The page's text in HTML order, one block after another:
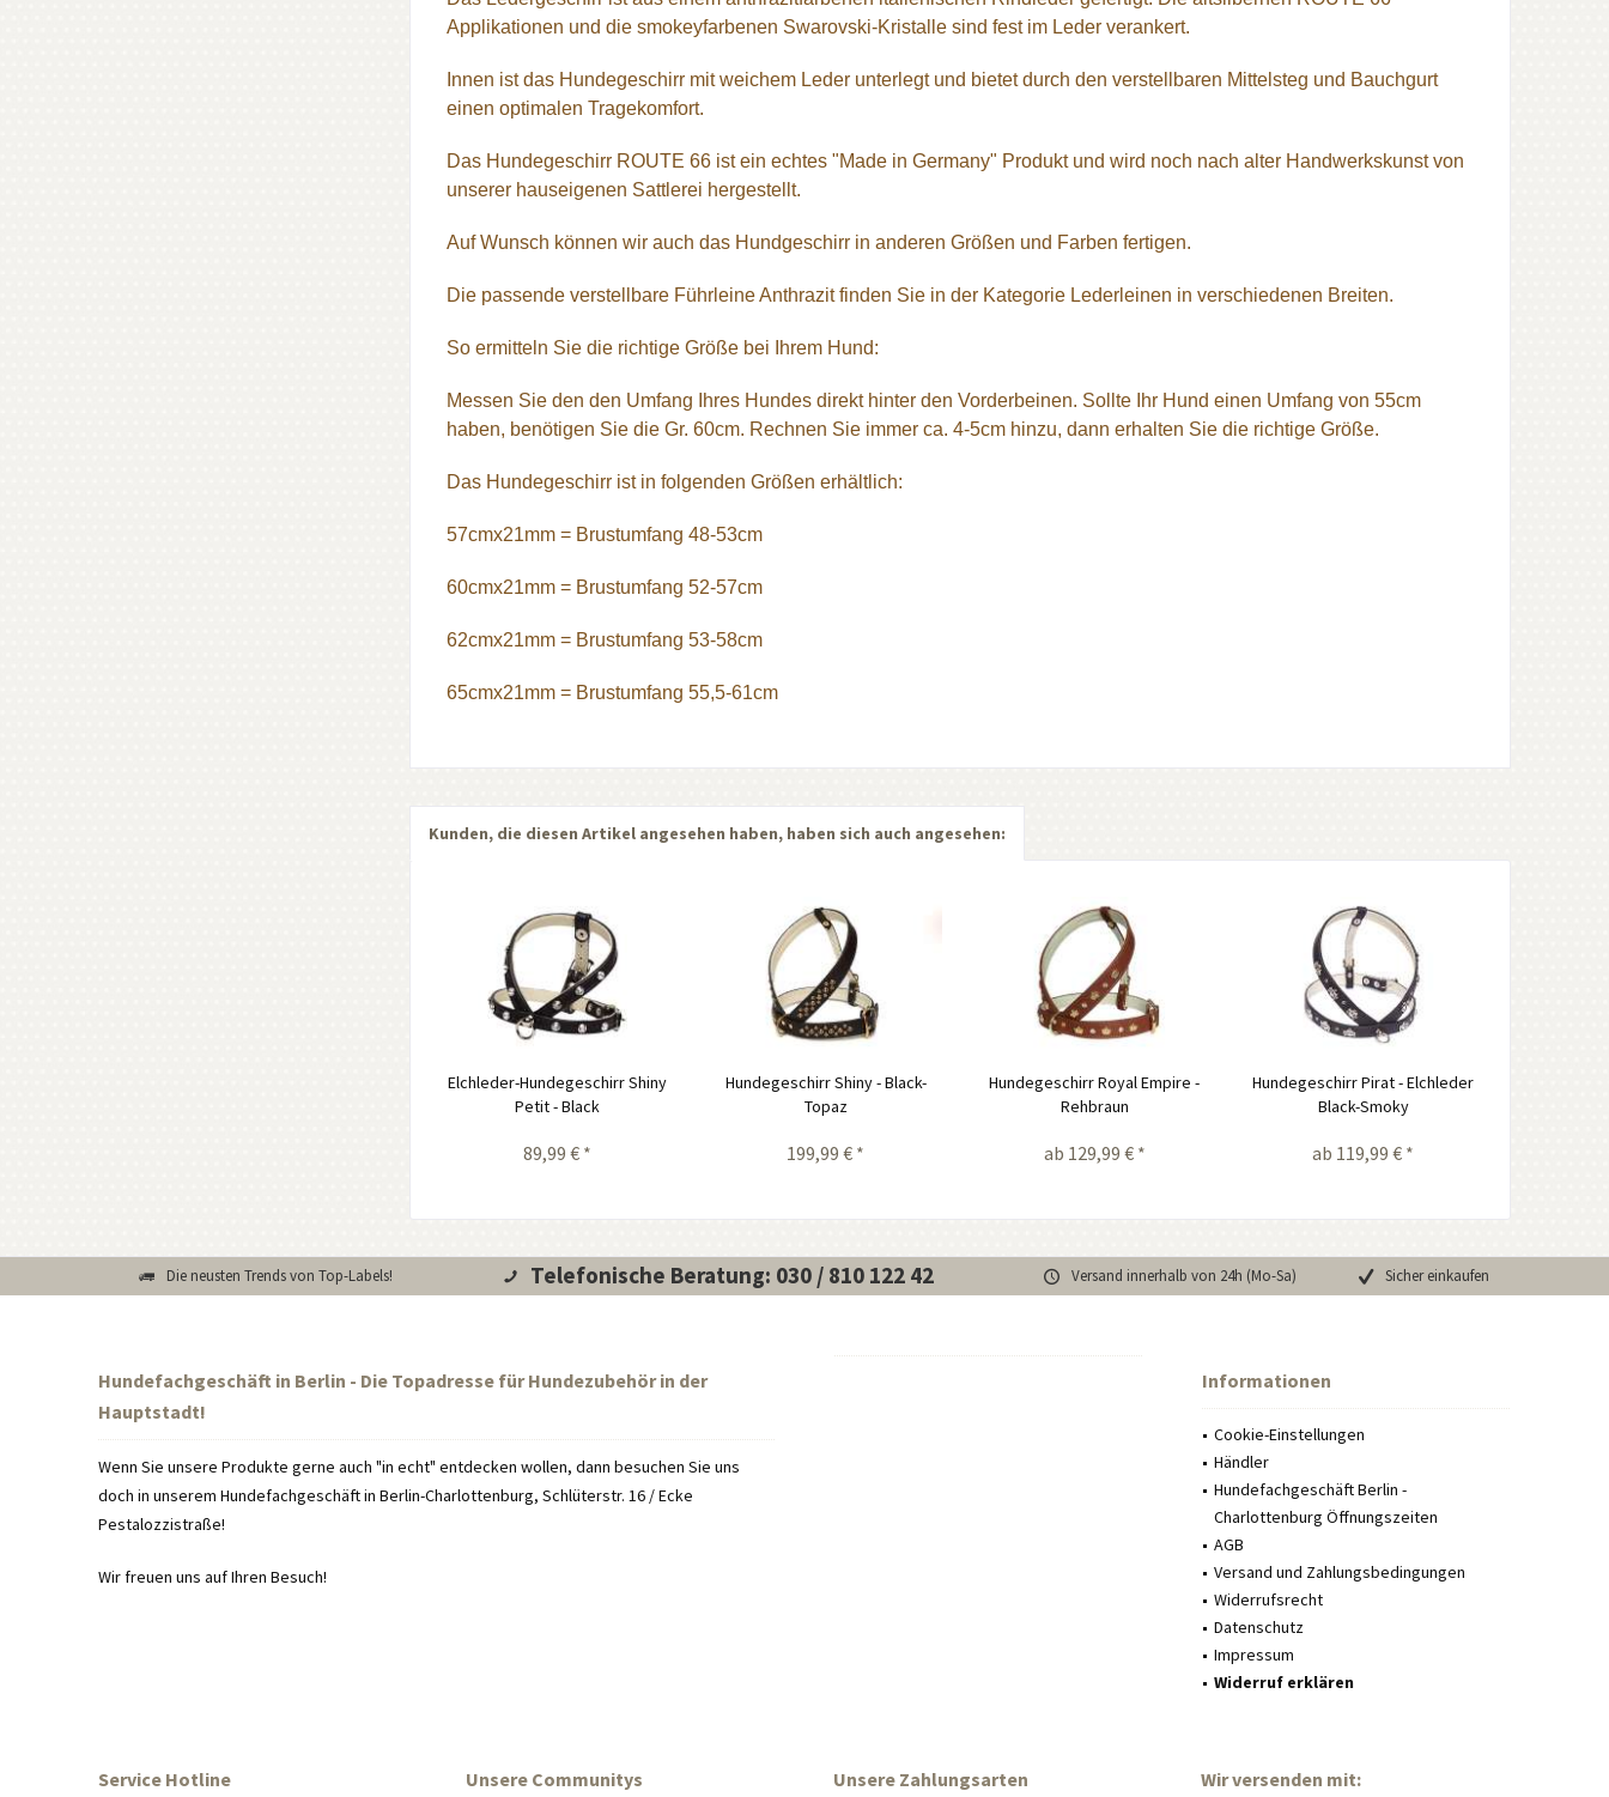
Applikationen und die smokeyfarbenen Swarovski-Kristalle sind fest im Leder verankert.
Innen ist das Hundegeschirr mit weichem Leder unterlegt und bietet durch den verstellbaren Mittelsteg und Bauchgurt
einen optimalen Tragekomfort.
Das Hundegeschirr ROUTE 66 ist ein echtes "Made in Germany" Produkt und wird noch nach alter Handwerkskunst von
unserer hauseigenen Sattlerei hergestellt.
Auf Wunsch können wir auch das Hundgeschirr in anderen Größen und Farben fertigen.
Die passende verstellbare Führleine Anthrazit finden Sie in der Kategorie Lederleinen in verschiedenen Breiten.
So ermitteln Sie die richtige Größe bei Ihrem Hund:
Messen Sie den den Umfang Ihres Hundes direkt hinter den Vorderbeinen. Sollte Ihr Hund einen Umfang von 55cm
haben, benötigen Sie die Gr. 60cm. Rechnen Sie immer ca. 4-5cm hinzu, dann erhalten Sie die richtige Größe.
Das Hundegeschirr ist in folgenden Größen erhältlich:
57cmx21mm = Brustumfang 48-53cm
60cmx21mm = Brustumfang 52-57cm
62cmx21mm = Brustumfang 53-58cm
65cmx21mm = Brustumfang 55,5-61cm
Kunden, die diesen Artikel angesehen haben, haben sich auch angesehen:
Elchleder-Hundegeschirr Shiny
Petit - Black
89,99 € *
Hundegeschirr Shiny - Black-
Topaz
199,99 € *
Hundegeschirr Royal Empire -
Rehbraun
ab 129,99 € *
Hundegeschirr Pirat - Elchleder
Black-Smoky
ab 119,99 € *
Die neusten Trends von Top-Labels! Telefonische Beratung: 030 / 810 122 42 Versand innerhalb von 24h (Mo-Sa) Sicher einkaufen
Hundefachgeschäft in Berlin - Die Topadresse für Hundezubehör in der
Hauptstadt!
Wenn Sie unsere Produkte gerne auch "in echt" entdecken wollen, dann besuchen Sie uns
doch in unserem Hundefachgeschäft in Berlin-Charlottenburg, Schlüterstr. 16 / Ecke
Pestalozzistraße!
Wir freuen uns auf Ihren Besuch!
Informationen
Cookie-Einstellungen
Händler
Hundefachgeschäft Berlin -
Charlottenburg Öffnungszeiten
AGB
Versand und Zahlungsbedingungen
Widerrufsrecht
Datenschutz
Impressum
Widerruf erklären
Service Hotline Unsere Communitys Unsere Zahlungsarten Wir versenden mit: